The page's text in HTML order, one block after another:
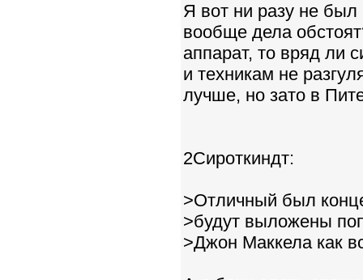
Я вот ни разу не был
вообще дела
аппарат, то вряд ли
и техникам не
лучше, но зато в
2Сироткиндт:
>Отличный был
>будут выложены
>Джон Маккела как